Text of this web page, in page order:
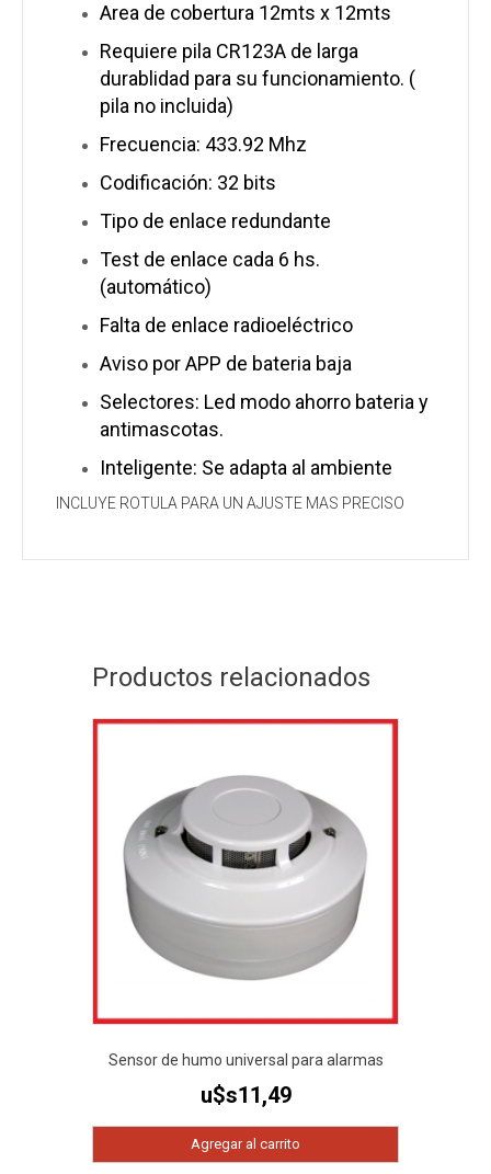
Area de cobertura 12mts x 12mts
Requiere pila CR123A de larga
durablidad para su funcionamiento. (
pila no incluida)
Frecuencia: 433.92 Mhz
Codificación: 32 bits
Tipo de enlace redundante
Test de enlace cada 6 hs.
(automático)
Falta de enlace radioeléctrico
Aviso por APP de bateria baja
Selectores: Led modo ahorro bateria y
antimascotas.
Inteligente: Se adapta al ambiente
INCLUYE ROTULA PARA UN AJUSTE MAS PRECISO
Productos relacionados
Sensor de humo universal para alarmas
u$s11,49
Agregar al carrito